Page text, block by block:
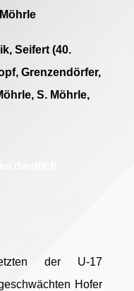
Seifert (40.
Grenzendörfer,
S. Möhrle,
deutlich
der U-17
Hofer